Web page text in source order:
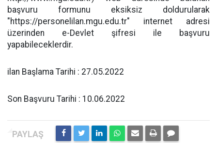
başvuru formunu eksiksiz doldurularak
"https://personelilan.mgu.edu.tr" internet adresi
üzerinden e-Devlet şifresi ile başvuru
yapabileceklerdir.
ilan Başlama Tarihi : 27.05.2022
Son Başvuru Tarihi : 10.06.2022